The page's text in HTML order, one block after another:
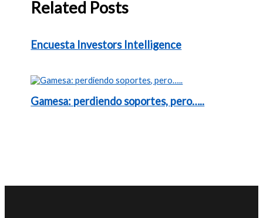
Related Posts
Encuesta Investors Intelligence
Gamesa: perdiendo soportes, pero…..